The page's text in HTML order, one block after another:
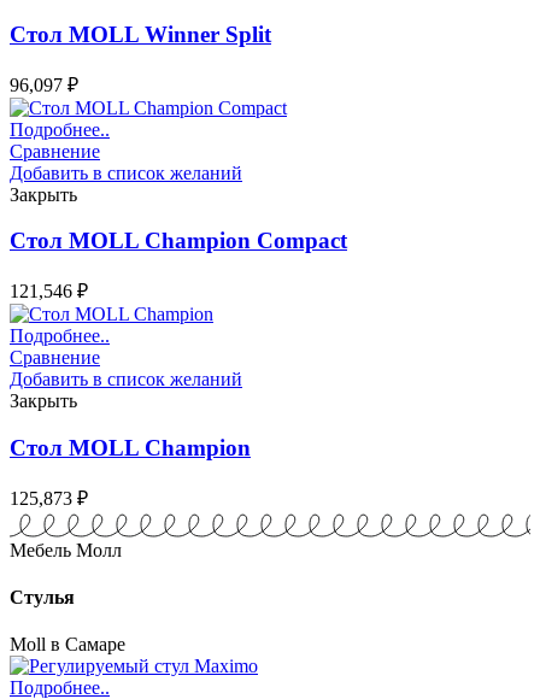
Стол MOLL Winner Split
96,097 ₽
Подробнее..
Сравнение
Добавить в список желаний
Закрыть
Стол MOLL Champion Compact
121,546 ₽
Подробнее..
Сравнение
Добавить в список желаний
Закрыть
Стол MOLL Champion
125,873 ₽
Мебель Молл
Стулья
Moll в Самаре
Подробнее..